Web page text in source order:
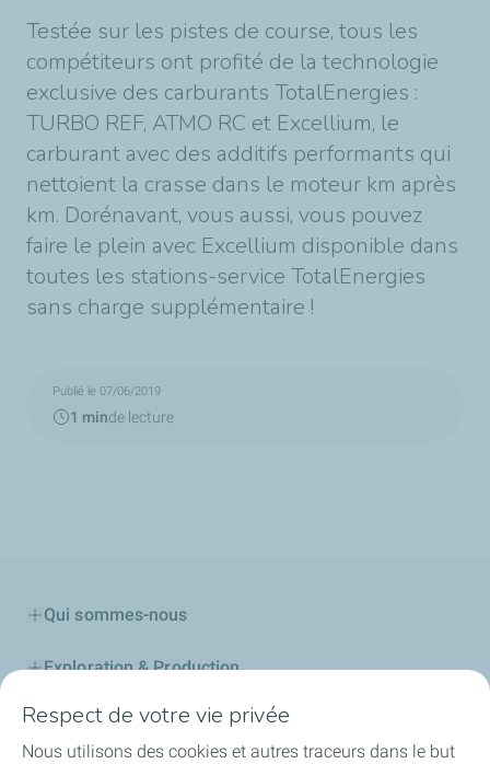
Testée sur les pistes de course, tous les
compétiteurs ont profité de la technologie
exclusive des carburants TotalEnergies :
TURBO REF, ATMO RC et Excellium, le
carburant avec des additifs performants qui
nettoient la crasse dans le moteur km après
km. Dorénavant, vous aussi, vous pouvez
faire le plein avec Excellium disponible dans
toutes les stations-service TotalEnergies
sans charge supplémentaire !
Publié le 07/06/2019
1 minde lecture
Qui sommes-nous
Exploration & Production
Stations Service
Respect de votre vie privée
Nous utilisons des cookies et autres traceurs dans le but